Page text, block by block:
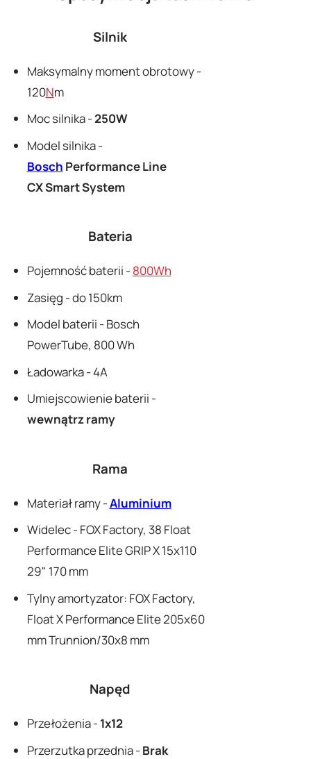
Silnik
Maksymalny moment obrotowy -
120Nm
Moc silnika -250W
Model silnika -
Bosch Performance Line
CX Smart System
Bateria
Pojemność baterii -800Wh
Zasięg - do 150km
Model baterii - Bosch
PowerTube, 800 Wh
Ładowarka - 4A
Umiejscowienie baterii -
wewnątrz ramy
Rama
Materiał ramy -Aluminium
Widelec - FOX Factory, 38 Float
Performance Elite GRIP X 15x110
29" 170 mm
Tylny amortyzator: FOX Factory,
Float X Performance Elite 205x60
mm Trunnion/30x8 mm
Napęd
Przełożenia -1x12
Przerzutka przednia -Brak